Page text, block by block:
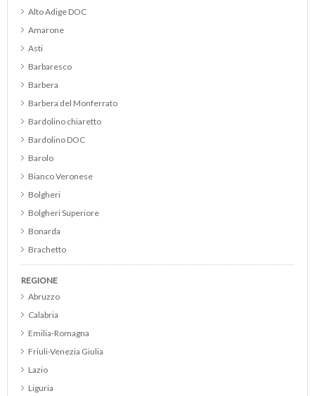
Alto Adige DOC
Amarone
Asti
Barbaresco
Barbera
Barbera del Monferrato
Bardolino chiaretto
Bardolino DOC
Barolo
Bianco Veronese
Bolgheri
Bolgheri Superiore
Bonarda
Brachetto
Brunello di Montalcino
Cabernet
Cabernet Sauvignon
REGIONE
Abruzzo
Calabria
Emilia-Romagna
Friuli-Venezia Giulia
Lazio
Liguria